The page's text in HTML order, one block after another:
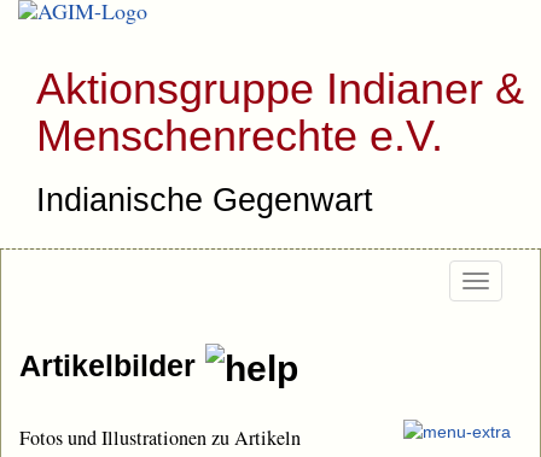
Aktionsgruppe Indianer &
Menschenrechte e.V.
Indianische Gegenwart
Artikelbilder
Fotos und Illustrationen zu Artikeln